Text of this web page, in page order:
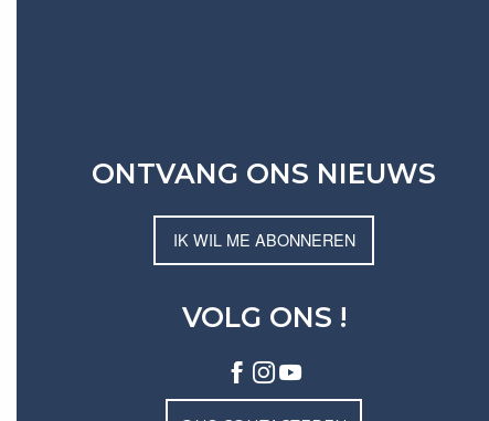
ONTVANG ONS NIEUWS
IK WIL ME ABONNEREN
VOLG ONS !